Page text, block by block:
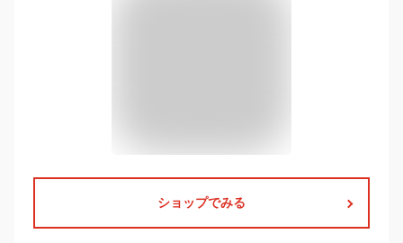
ショップでみる